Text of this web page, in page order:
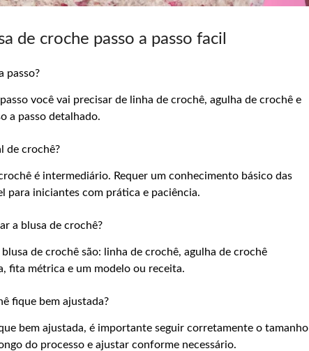
de croche passo a passo facil
passo?
você vai precisar de linha de crochê, agulha de crochê e
a passo detalhado.
de crochê?
é intermediário. Requer um conhecimento básico das
para iniciantes com prática e paciência.
a blusa de crochê?
de crochê são: linha de crochê, agulha de crochê
fita métrica e um modelo ou receita.
fique bem ajustada?
bem ajustada, é importante seguir corretamente o tamanho
do processo e ajustar conforme necessário.